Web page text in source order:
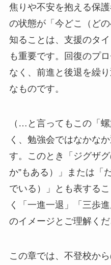
焦りや不安を抱える保
の状態が「今どこ（ど
知ることは、支援のタ
も重要です。回復のプ
なく、前進と後退を繰
なものです。
（…と言ってもこの「
く、勉強会ではなかな
す。このとき「ジグザ
か”もある）」または「
でいる）」とも表する
く「一進一退」「三歩
のイメージとご理解くだ
この章では、不登校か